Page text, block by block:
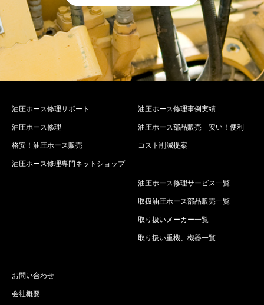
油圧ホース修理サポート
油圧ホース修理
格安！油圧ホース販売
油圧ホース修理専門ネットショップ
油圧ホース修理事例実績
油圧ホース部品販売 安い！便利
コスト削減提案
油圧ホース修理サービス一覧
取扱油圧ホース部品販売一覧
取り扱いメーカー一覧
取り扱い重機、機器一覧
お問い合わせ
会社概要